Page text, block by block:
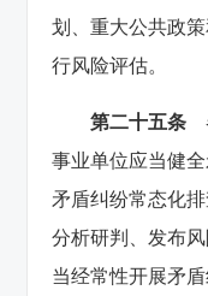
划、重大公共政
行风险评估。
第二十五条
事业单位应当健
矛盾纠纷常态化
分析研判、发布
当经常性开展矛